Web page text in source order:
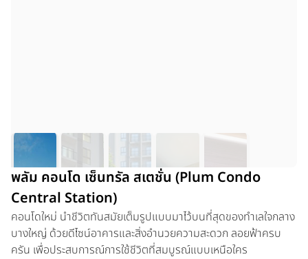
พลัม คอนโด เซ็นทรัล สเตชั่น (Plum Condo
Central Station)
คอนโดใหม่ นำชีวิตทันสมัยเต็มรูปแบบมาไว้บนที่สุดของทำเลใจกลาง
บางใหญ่ ด้วยดีไซน์อาคารและสิ่งอำนวยความสะดวก ลอยฟ้าครบ
ครัน เพื่อประสบการณ์การใช้ชีวิตที่สมบูรณ์แบบเหนือใคร